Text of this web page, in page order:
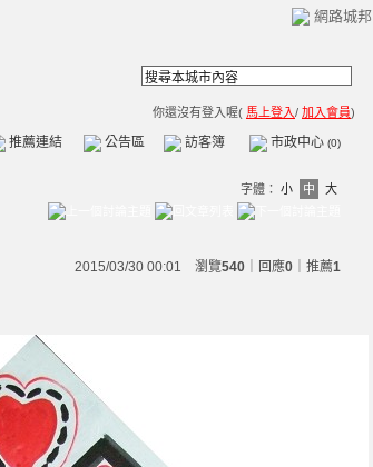
網路城邦
你還沒有登入喔( 馬上登入/ 加入會員)
推薦連結 公告區 訪客簿 市政中心 (0)
字體： 小 中 大
2015/03/30 00:01 瀏覽540 ｜回應0 推薦1